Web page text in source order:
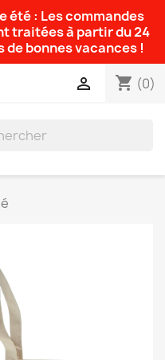
été : Les commandes
traitées à partir du 24
de bonnes vacances !
shopping_cart (0)
